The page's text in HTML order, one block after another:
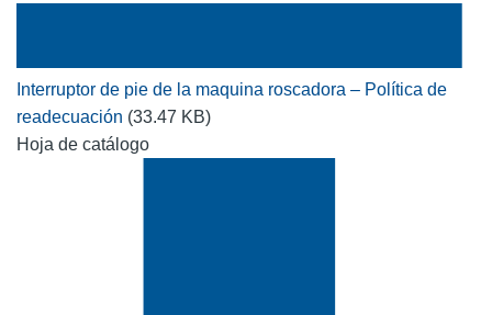
Interruptor de pie de la maquina roscadora – Política de
readecuación (33.47 KB)
Hoja de catálogo